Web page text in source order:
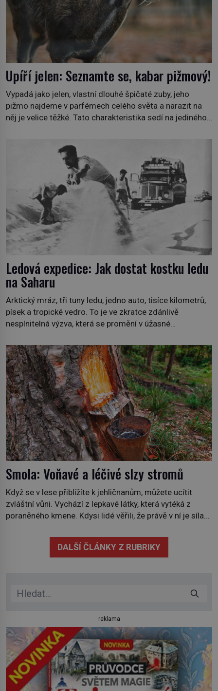
Upíří jelen: Seznamte se, kabar pižmový!
Vypadá jako jelen, vlastní dlouhé špičaté zuby, jeho
pižmo najdeme v parfémech celého světa a narazit na
něj je velice těžké. Tato charakteristika sedí na jediného
1778), jenže v Asii o něm ví už celá staletí. Zvíře
připomíná jelena, v kohoutku dosahuje […]
Ledová expedice: Jak dostat kostku ledu
na Saharu
Arktický mráz, tři tuny ledu, jedno auto, tisíce kilometrů,
písek a tropické vedro. To je ve zkratce zdánlivě
nesplnitelná výzva, která se promění v úžasné
na podzim 1958 jako hec. Rádio Luxembourg přichází s
neobvyklou výzvou. Tomu, kdo dokáže dopravit ze
severního polárního kruhu na […]
Smola: Voňavé a léčivé slzy stromů
Když se v lese přiblížíte k jehličnanům, můžete ucítit
zvláštní vůni. Vychází z lepkavé látky, která vytéká z
poraněného kmene. Kdysi lidé věřili, že právě v ní je síla
lidstvo pracovalo. Chrání strom před infekcí, hmyzem a
vysycháním. Dá se říct, že je to přírodní […]
DALŠÍ ČLÁNKY Z RUBRIKY
reklama